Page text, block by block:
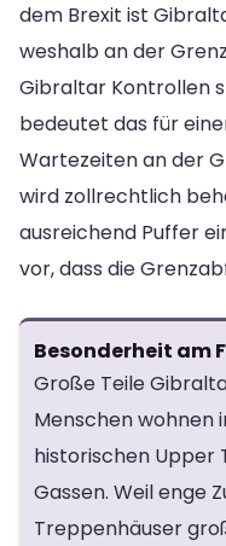
dem Brexit ist
weshalb an der
Gibraltar Kontrollen
bedeutet das für
Wartezeiten an der
wird zollrechtlich
ausreichend Puffer
vor, dass die
Besonderheit am
Große Teile
Menschen wohnen
historischen Upper
Gassen. Weil enge
Treppenhäuser